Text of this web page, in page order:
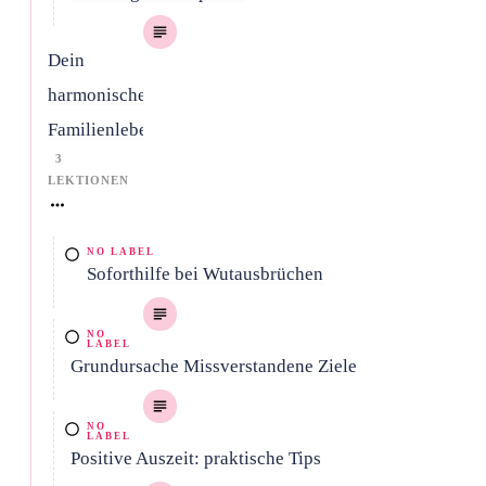
Dein
harmonisches
Familienleben
3
LEKTIONEN
NO LABEL
Soforthilfe bei Wutausbrüchen
NO
LABEL
Grundursache Missverstandene Ziele
NO
LABEL
Positive Auszeit: praktische Tips